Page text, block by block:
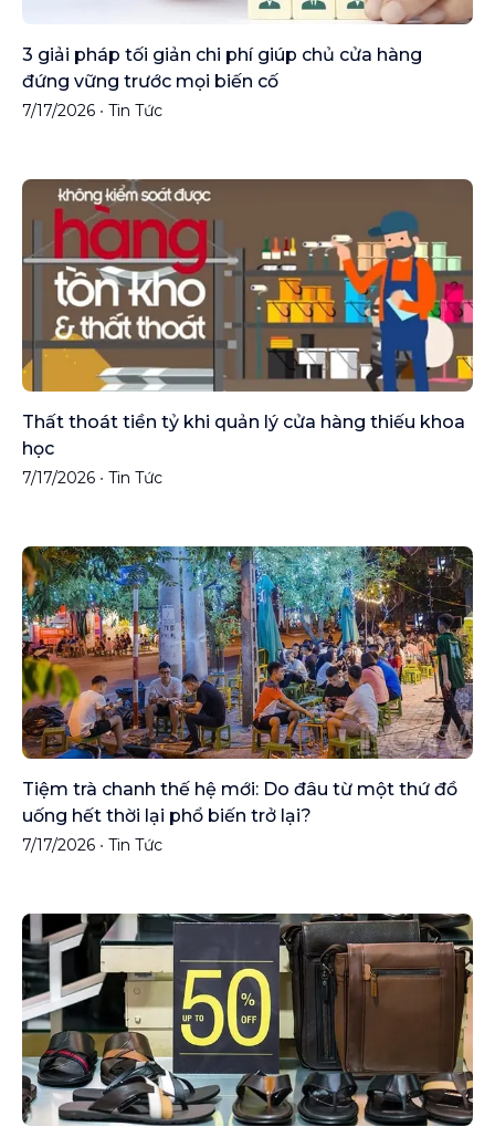
3 giải pháp tối giản chi phí giúp chủ cửa hàng
đứng vững trước mọi biến cố
7/17/2026 • Tin Tức
Thất thoát tiền tỷ khi quản lý cửa hàng thiếu khoa
học
7/17/2026 • Tin Tức
Tiệm trà chanh thế hệ mới: Do đâu từ một thứ đồ
uống hết thời lại phổ biến trở lại?
7/17/2026 • Tin Tức